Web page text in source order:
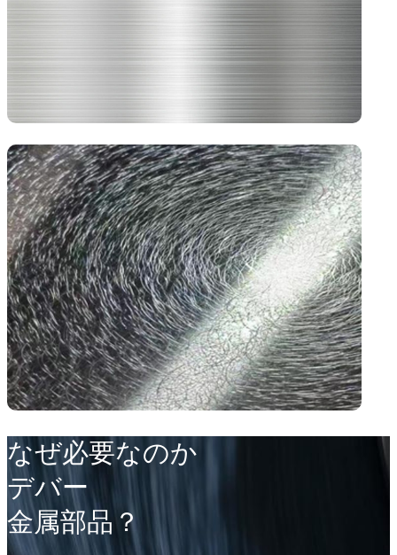
なぜ必要なのか
デバー
金属部品？